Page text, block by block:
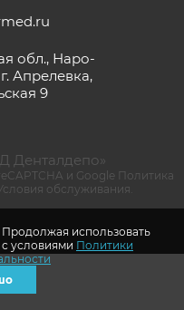
обл., Наро-
Апрелевка,
9
Денталдепо»
и Google Политика
обслуживания
использовать
с условиями Политики